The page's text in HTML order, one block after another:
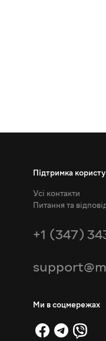
Підтримка
Усі контакти
Питання та
+1 (347)
Ми в соцмережах